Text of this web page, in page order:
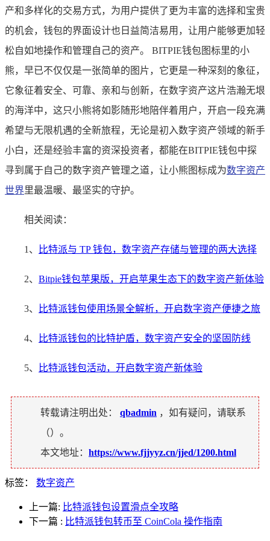
产和多样化的交易方式，为用户提供了更为丰富的选择和宝贵
的机会，钱包的界面设计也日益简洁易用，让用户能够更加轻
松自如地操作和管理自己的资产。 BITPIE钱包图标里的小
熊，早已不仅仅是一张简单的图片，它更是一种深刻的象征，
它象征着安全、可靠、亲和与创新，在数字资产这片浩瀚无垠
的海洋中，这只小熊将如影随形地陪伴着用户，开启一段充满
希望与无限机遇的全新旅程，无论是初入数字资产领域的新手
小白，还是经验丰富的资深投资者，都能在BITPIE钱包中探
寻到属于自己的数字资产管理之道，让小熊图标成为数字资产
世界里最温暖、最坚实的守护。
相关阅读：
1、 比特派与 TP 钱包，数字资产存储与管理的两大选择
2、 Bitpie钱包苹果版，开启苹果生态下的数字资产新体验
3、 比特派钱包使用场景全解析，开启数字资产便捷之旅
4、 比特派钱包的比特护盾，数字资产安全的坚固防线
5、 比特派钱包活动，开启数字资产新体验
转载请注明出处： qbadmin ，如有疑问，请联系
（）。
本文地址： https://www.fjjyyz.cn/jjed/1200.html
标签： 数字资产
上一篇: 比特派钱包设置滑点全攻略
下一篇 : 比特派钱包转币至 CoinCola 操作指南